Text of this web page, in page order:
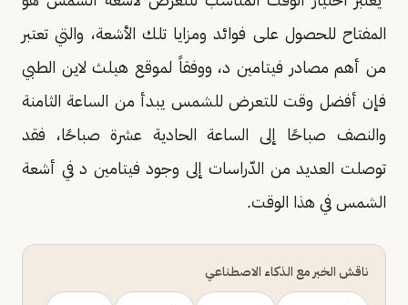
المفتاح للحصول على فوائد ومزايا تلك الأشعة، والتي تعتبر
من أهم مصادر فيتامين د، ووفقاً لموقع هيلث لاين الطبي
فإن أفضل وقت للتعرض للشمس يبدأ من الساعة الثامنة
والنصف صباحًا إلى الساعة الحادية عشرة صباحًا، فقد
توصلت العديد من الدّراسات إلى وجود فيتامين د في أشعة
الشمس في هذا الوقت.
ناقش الخبر مع الذكاء الاصطناعي